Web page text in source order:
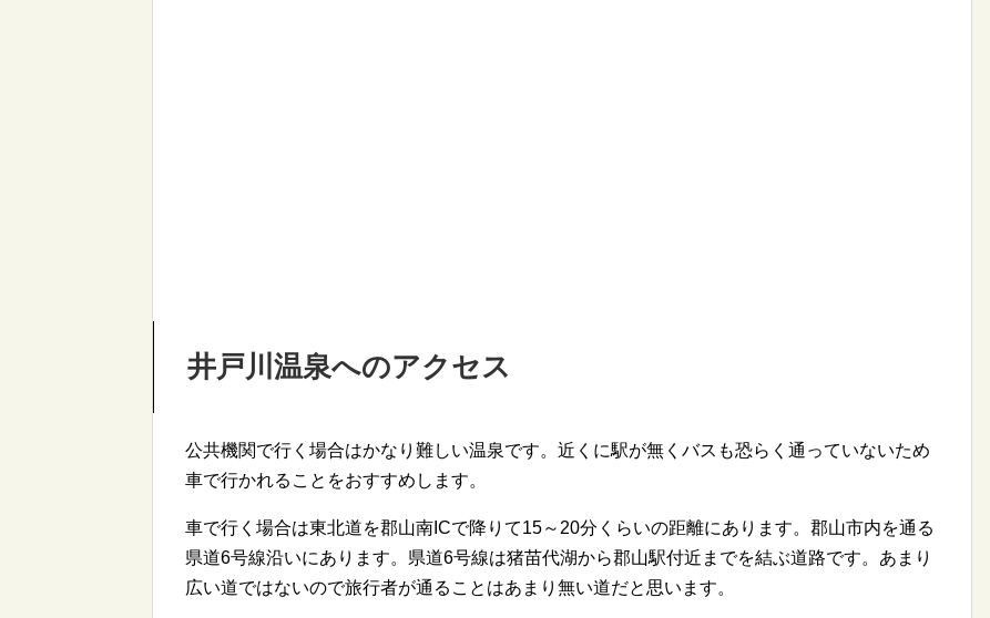
井戸川温泉へのアクセス
公共機関で行く場合はかなり難しい温泉です。近くに駅が無くバスも恐らく通っていないため
車で行かれることをおすすめします。
車で行く場合は東北道を郡山南ICで降りて15～20分くらいの距離にあります。郡山市内を通る
県道6号線沿いにあります。県道6号線は猪苗代湖から郡山駅付近までを結ぶ道路です。あまり
広い道ではないので旅行者が通ることはあまり無い道だと思います。